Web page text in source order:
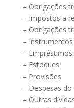
– Obrigações
– Impostos a
– Obrigações
–
–
– Estoques
– Provisões
– Despesas
– Outras